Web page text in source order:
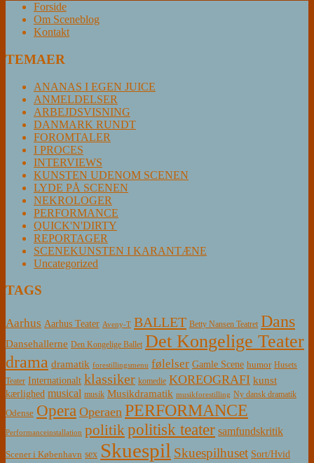
Forside
Om Sceneblog
Kontakt
TEMAER
ANANAS I EGEN JUICE
ANMELDELSER
ARBEJDSVISNING
DANMARK RUNDT
FOROMTALER
I PROCES
INTERVIEWS
KUNSTEN UDENOM SCENEN
LYDE PÅ SCENEN
NEKROLOGER
PERFORMANCE
QUICK'N'DIRTY
REPORTAGER
SCENEKUNSTEN I KARANTÆNE
Uncategorized
TAGS
Aarhus Aarhus Teater Aveny-T BALLET Betty Nansen Teatret Dans
Dansehallerne Den Kongelige Ballet Det Kongelige Teater
drama dramatik forestillingsmenu følelser Gamle Scene humor Husets
Teater Internationalt klassiker komedie KOREOGRAFI kunst
kærlighed musical musik Musikdramatik musikforestilling Ny dansk dramatik
Odense Opera Operaen PERFORMANCE
Performanceinstallation politikpolitisk teater samfundskritik
Scener i København sex Skuespil Skuespilhuset Sort/Hvid